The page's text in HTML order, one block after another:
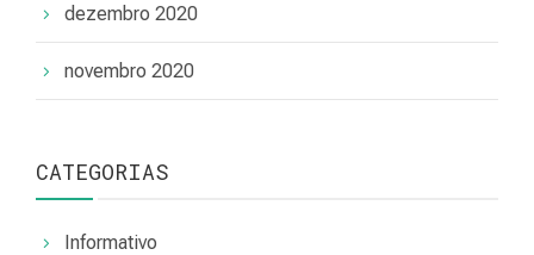
dezembro 2020
novembro 2020
CATEGORIAS
Informativo